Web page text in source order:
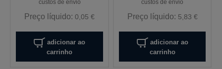
custos de envio
Preço líquido:0,05 €
adicionar ao
carrinho
custos de envio
Preço líquido: 5,83 €
adicionar ao
carrinho